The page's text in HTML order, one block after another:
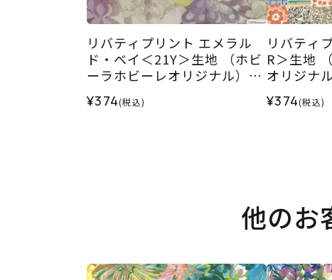
リバティプリント エメラル
ド・ベイ＜21Y＞生地 （ホビ
ーラホビーレオリジナル）20
¥374(税込)
リバティ
R＞生地
オリジナ
¥374(税込)
他のお